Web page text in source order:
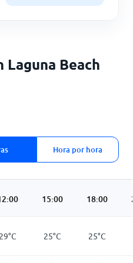
Beach
Hora por hora
15:00 18:00
29°C 25°C 25°C